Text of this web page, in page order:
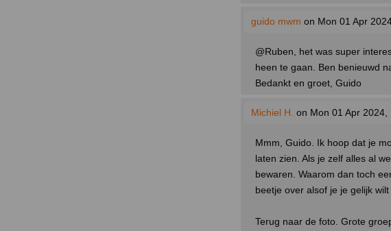
guido mwm on Mon 01 Apr
@Ruben, het was super
heen te gaan. Ben benieuwd
Bedankt en groet, Guido
Michiel H. on Mon 01 Apr 2024,
Mmm, Guido. Ik hoop dat je
laten zien. Als je zelf alles al
bewaren. Waarom dan toch
beetje over alsof je je gelijk wilt
Terug naar de foto. Grote